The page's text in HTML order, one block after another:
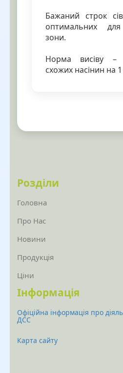
Бажаний строк
оптимальних для
зони.
Норма висіву –
схожих насінин на 1
Розділи
Головна
Про Нас
Новини
Продукція
Ціни
Інформація
Офіційна інформація про
ДСС
Карта сайту